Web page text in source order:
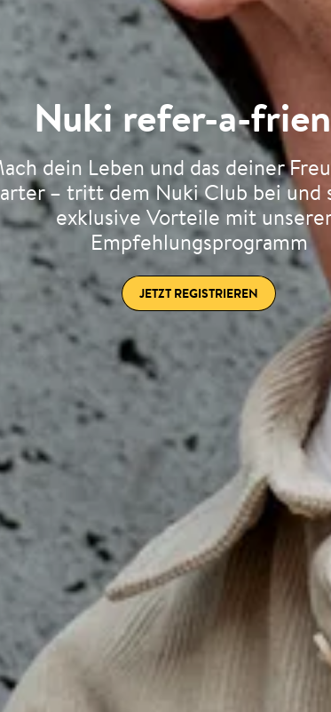
Nuki refer-a-
dein Leben und das deiner
– tritt dem Nuki Club bei und
exklusive Vorteile mit
Empfehlungsprogramm
JETZT REGISTRIEREN